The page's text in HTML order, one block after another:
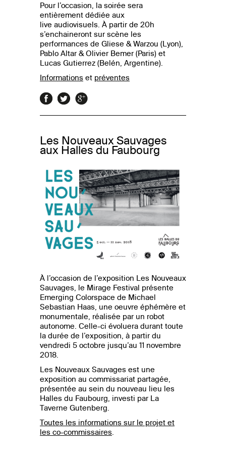
Pour l’occasion, la soirée sera
entièrement dédiée aux
live audiovisuels. À partir de 20h
s’enchaineront sur scène les
performances de Gliese & Warzou (Lyon),
Pablo Altar & Olivier Bemer (Paris) et
Lucas Gutierrez (Belén, Argentine).
Informations et préventes
Les Nouveaux Sauvages
aux Halles du Faubourg
À l’occasion de l’exposition Les Nouveaux
Sauvages, le Mirage Festival présente
Emerging Colorspace de Michael
Sebastian Haas, une oeuvre éphémère et
monumentale, réalisée par un robot
autonome. Celle-ci évoluera durant toute
la durée de l’exposition, à partir du
vendredi 5 octobre jusqu’au 11 novembre
2018.
Les Nouveaux Sauvages est une
exposition au commissariat partagée,
présentée au sein du nouveau lieu les
Halles du Faubourg, investi par La
Taverne Gutenberg.
Toutes les informations sur le projet et
les co-commissaires.